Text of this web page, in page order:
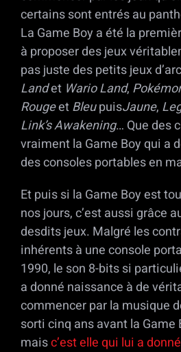
certains sont entrés au
La Game Boy a été la
à proposer des jeux
pas juste des petits jeux
Landet Wario Land,
RougeetBleupuisJaune,
Link’s Awakening… Que des
vraiment la Game Boy qui a
des consoles portables en
Et puis si la Game Boy est
nos jours, c’est aussi grâce
desdits jeux. Malgré les
inhérents à une console
1990, le son 8-bits si
a donné naissance à de
commencer par la musique
sorti cinq ans avant la Game
maisc’est elle qui lui a